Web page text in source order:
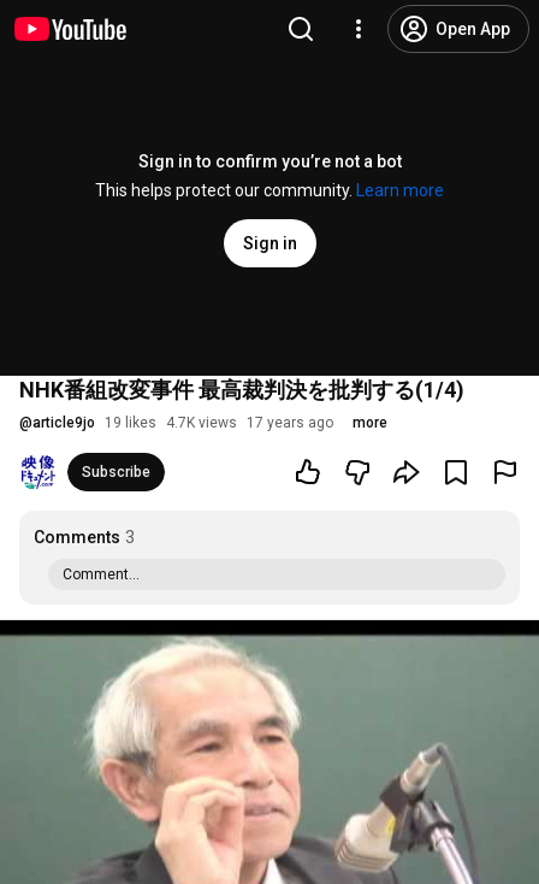
Open App
Sign in to confirm you’re not a bot
This helps protect our community.
Learn more
Sign in
NHK番組改変事件 最高裁判決を批判する(1/4)
@article9jo 19 likes 4.7K views 17 years ago more
Subscribe
Comments 3
Comment...